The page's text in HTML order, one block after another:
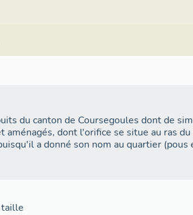
du canton de Coursegoules dont de
aménagés, dont l'orifice se situe au ras
a donné son nom au quartier (pous
taille